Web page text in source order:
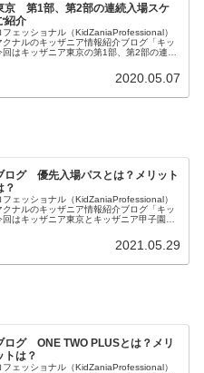
京 第1部、第2部の連続入場スケ
紹介
フェッショナル（KidZaniaProfessional）
ナルのキッザニア情報紹介ブログ「キッ
はキッザニア東京の第1部、第2部の連続
2020.05.07
ログ 優先入場パスとは？メリット
？
フェッショナル（KidZaniaProfessional）
ナルのキッザニア情報紹介ブログ「キッ
はキッザニア東京とキッザニア甲子園の
容とメリットデメリットを私見を含めてご
2021.05.29
ログ ONE TWO PLUSとは？メリ
トは？
フェッショナル（KidZaniaProfessional）